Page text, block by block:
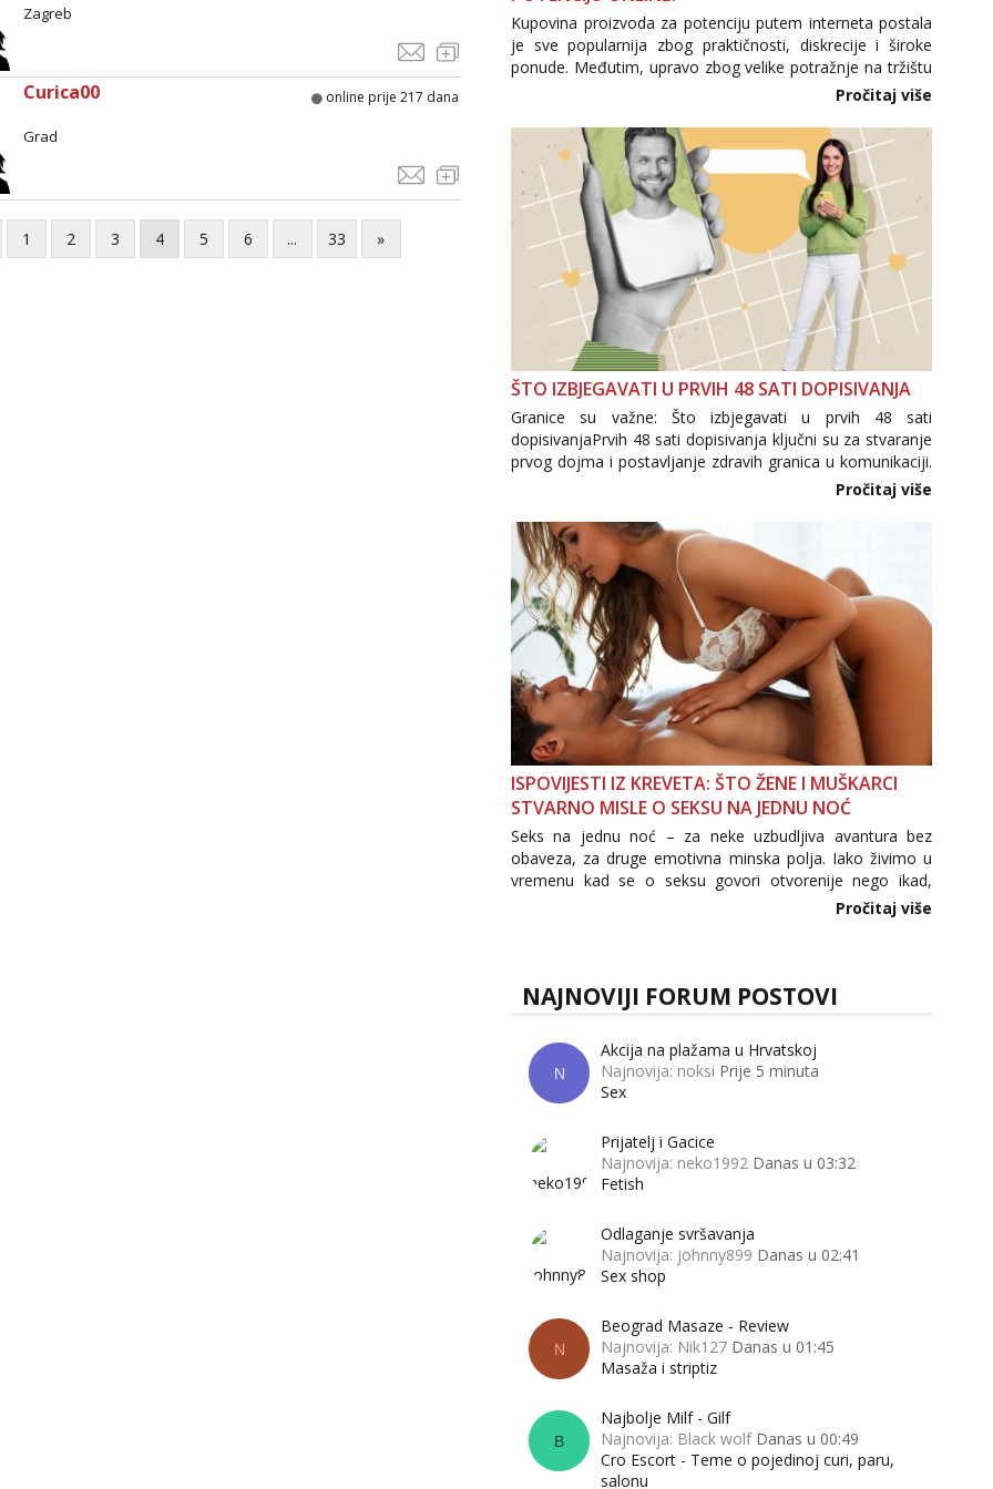
Zagreb
Curica00
Grad
online prije 217 dana
1 2 3 4 5 6 ... 33 »
Kupovina proizvoda za potenciju putem interneta postala
je sve popularnija zbog praktičnosti, diskrecije i široke
ponude. Međutim, upravo zbog velike potražnje na tržištu
se pojavljuju i brojni krivotvoreni proizvodi, nepouzdane
internetske trgovine te proizvodi nepoznatog podrijetla. ...
Pročitaj više
ŠTO IZBJEGAVATI U PRVIH 48 SATI DOPISIVANJA
Granice su važne: Što izbjegavati u prvih 48 sati
dopisivanjaPrvih 48 sati dopisivanja ključni su za stvaranje
prvog dojma i postavljanje zdravih granica u komunikaciji.
Važno je izbjeći prebrzo otkrivanje osobnih ili intimnih
informacija, jer nepoznata osoba još nije zaslužila to
povjerenje. Takođe...
Pročitaj više
ISPOVIJESTI IZ KREVETA: ŠTO ŽENE I MUŠKARCI
STVARNO MISLE O SEKSU NA JEDNU NOĆ
Seks na jednu noć – za neke uzbudljiva avantura bez
obaveza, za druge emotivna minska polja. Iako živimo u
vremenu kad se o seksu govori otvorenije nego ikad,
tema „jedne noći strasti“ i dalje izaziva burne rasprave. Što
Pročitaj više
NAJNOVIJI FORUM POSTOVI
N
Akcija na plažama u Hrvatskoj
Najnovija: noksi Prije 5 minuta
Sex
Prijatelj i Gacice
Najnovija: neko1992 Danas u 03:32
Fetish
Odlaganje svršavanja
Najnovija: johnny899 Danas u 02:41
Sex shop
N
Beograd Masaze - Review
Najnovija: Nik127 Danas u 01:45
Masaža i striptiz
B
Najbolje Milf - Gilf
Najnovija: Black wolf Danas u 00:49
Cro Escort - Teme o pojedinoj curi, paru,
salonu